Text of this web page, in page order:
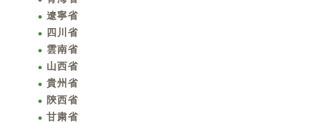
遼寧省
四川省
雲南省
山西省
貴州省
陝西省
甘粛省